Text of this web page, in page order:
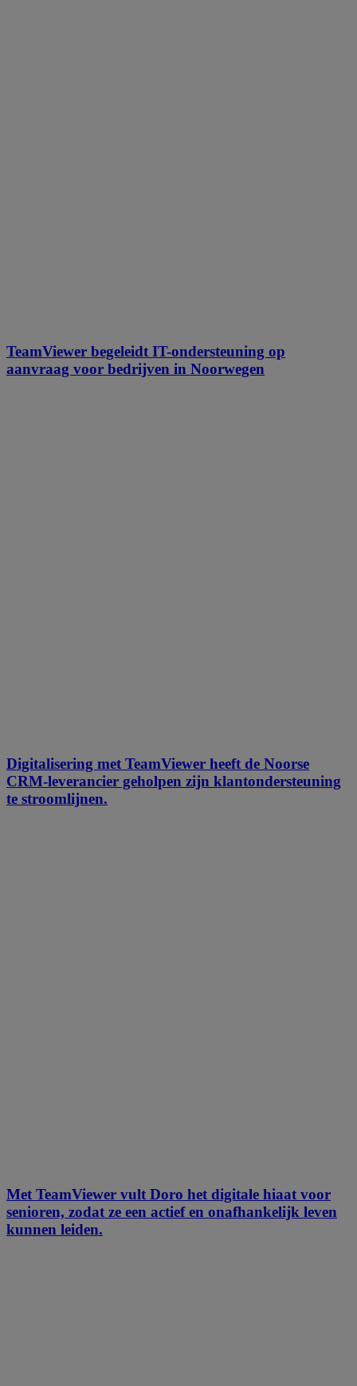
TeamViewer begeleidt IT-ondersteuning op
aanvraag voor bedrijven in Noorwegen
Digitalisering met TeamViewer heeft de Noorse
CRM-leverancier geholpen zijn klantondersteuning
te stroomlijnen.
Met TeamViewer vult Doro het digitale hiaat voor
senioren, zodat ze een actief en onafhankelijk leven
kunnen leiden.